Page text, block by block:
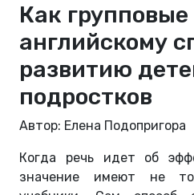
Как
английскому
развитию
подростков
Автор: Елена Подопригора
Когда речь идет об
значение имеют не